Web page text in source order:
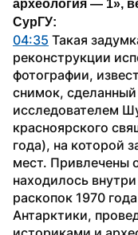
археология — 1»,
СурГУ:
04:35 Такая
реконструкции
фотографии,
снимок,
исследователем
красноярского
года), на которой
мест. Привлечены
находилось
раскопок 1970
Антарктики,